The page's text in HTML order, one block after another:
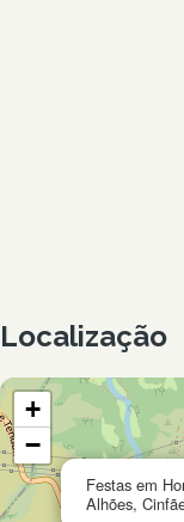
Localização
Festas em
Alhões,
+
−